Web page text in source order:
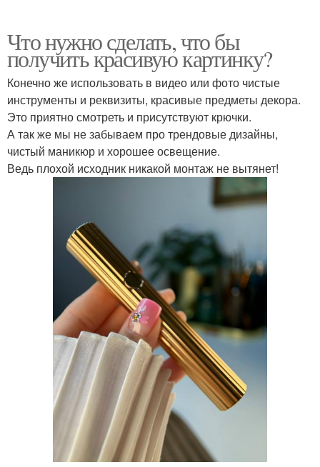
Что нужно сделать, что бы
получить красивую картинку?
Конечно же использовать в видео или фото чистые
инструменты и реквизиты, красивые предметы декора.
Это приятно смотреть и присутствуют крючки.
А так же мы не забываем про трендовые дизайны,
чистый маникюр и хорошее освещение.
Ведь плохой исходник никакой монтаж не вытянет!